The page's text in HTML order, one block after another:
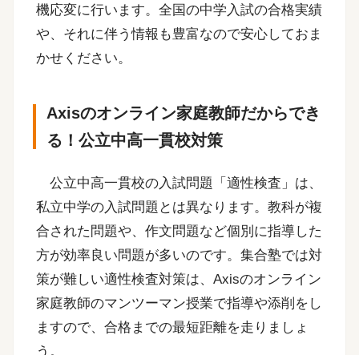
機応変に行います。全国の中学入試の合格実績
や、それに伴う情報も豊富なので安心しておま
かせください。
Axisのオンライン家庭教師だからでき
る！公立中高一貫校対策
公立中高一貫校の入試問題「適性検査」は、
私立中学の入試問題とは異なります。教科が複
合された問題や、作文問題など個別に指導した
方が効率良い問題が多いのです。集合塾では対
策が難しい適性検査対策は、Axisのオンライン
家庭教師のマンツーマン授業で指導や添削をし
ますので、合格までの最短距離を走りましょ
う。